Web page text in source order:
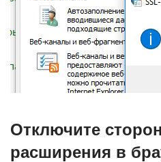
Отключите
расширения в